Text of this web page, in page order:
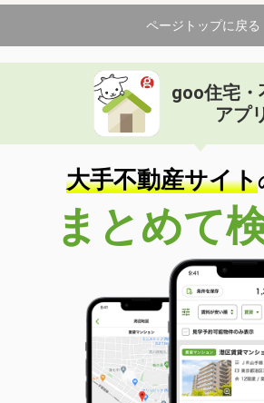
ページトップに戻る
goo住宅・
アプ
大手不動産サイト
まとめて